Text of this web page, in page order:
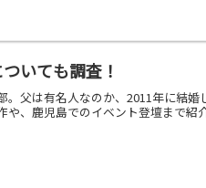
いても調査！
父は有名人なのか、2011年に結婚
、鹿児島でのイベント登壇まで紹介